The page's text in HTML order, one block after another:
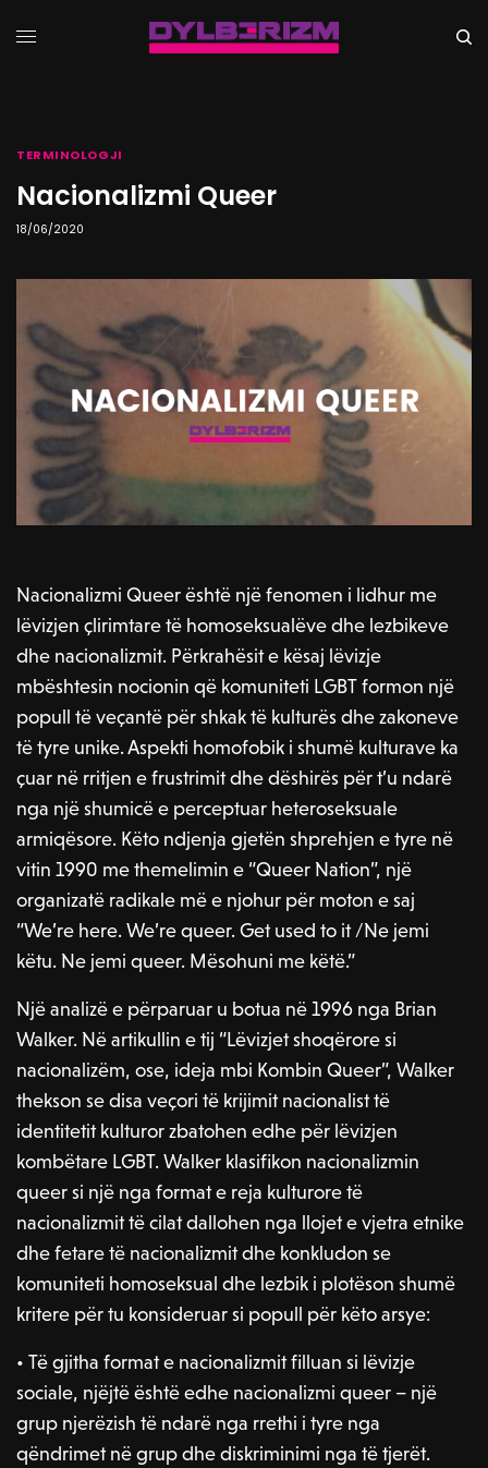
TERMINOLOGJI
Nacionalizmi Queer
18/06/2020
Nacionalizmi Queer është një fenomen i lidhur me
lëvizjen çlirimtare të homoseksualëve dhe lezbikeve
dhe nacionalizmit. Përkrahësit e kësaj lëvizje
mbështesin nocionin që komuniteti LGBT formon një
popull të veçantë për shkak të kulturës dhe zakoneve
të tyre unike. Aspekti homofobik i shumë kulturave ka
çuar në rritjen e frustrimit dhe dëshirës për t’u ndarë
nga një shumicë e perceptuar heteroseksuale
armiqësore. Këto ndjenja gjetën shprehjen e tyre në
vitin 1990 me themelimin e “Queer Nation”, një
organizatë radikale më e njohur për moton e saj
“We’re here. We’re queer. Get used to it /Ne jemi
këtu. Ne jemi queer. Mësohuni me këtë.”
Një analizë e përparuar u botua në 1996 nga Brian
Walker. Në artikullin e tij “Lëvizjet shoqërore si
nacionalizëm, ose, ideja mbi Kombin Queer”, Walker
thekson se disa veçori të krijimit nacionalist të
identitetit kulturor zbatohen edhe për lëvizjen
kombëtare LGBT. Walker klasifikon nacionalizmin
queer si një nga format e reja kulturore të
nacionalizmit të cilat dallohen nga llojet e vjetra etnike
dhe fetare të nacionalizmit dhe konkludon se
komuniteti homoseksual dhe lezbik i plotëson shumë
kritere për tu konsideruar si popull për këto arsye:
• Të gjitha format e nacionalizmit filluan si lëvizje
sociale, njëjtë është edhe nacionalizmi queer – një
grup njerëzish të ndarë nga rrethi i tyre nga
qëndrimet në grup dhe diskriminimi nga të tjerët.